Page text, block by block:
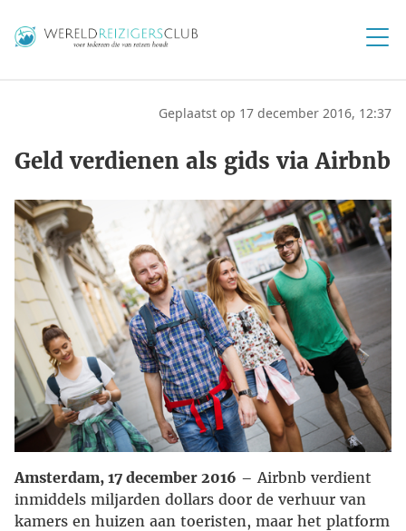
Geplaatst op 17 december 2016, 12:37
Geld verdienen als gids via Airbnb
Amsterdam, 17 december 2016 – Airbnb verdient
inmiddels miljarden dollars door de verhuur van
kamers en huizen aan toeristen, maar het platform